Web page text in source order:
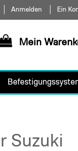
Anmelden Ein
Mein
Suzuki